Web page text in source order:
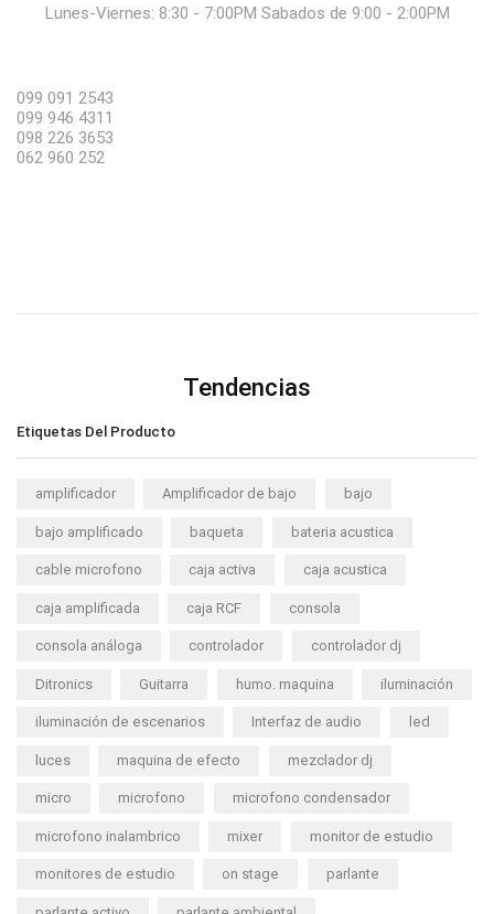
Lunes-Viernes: 8:30 - 7:00PM Sabados de 9:00 - 2:00PM
099 091 2543
099 946 4311
098 226 3653
062 960 252
Tendencias
Etiquetas Del Producto
amplificador Amplificador de bajo bajo
bajo amplificado baqueta bateria acustica
cable microfono caja activa caja acustica
caja amplificada caja RCF consola
consola análoga controlador controlador dj
Ditronics Guitarra humo. maquina iluminación
iluminación de escenarios Interfaz de audio led
luces maquina de efecto mezclador dj
micro microfono microfono condensador
microfono inalambrico mixer monitor de estudio
monitores de estudio on stage parlante